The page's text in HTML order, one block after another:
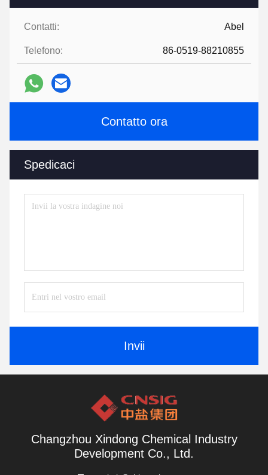
Contatti: Abel
Telefono: 86-0519-88210855
Contatto ora
Spedicaci
Invii
Changzhou Xindong Chemical Industry
Development Co., Ltd.